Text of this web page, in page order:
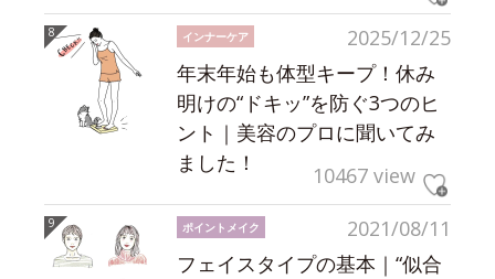
2025/12/25
インナーケア
年末年始も体型キープ！休み
明けの“ドキッ”を防ぐ3つのヒ
ント｜美容のプロに聞いてみ
ました！
10467 view
2021/08/11
ポイントメイク
フェイスタイプの基本｜“似合